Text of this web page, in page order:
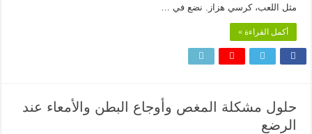
مثل اللعب، كرسي هزاز. نضع في …
أكمل القراءة »
حلول مشكلة المغص وأوجاع البطن والأمعاء عند
الرضع